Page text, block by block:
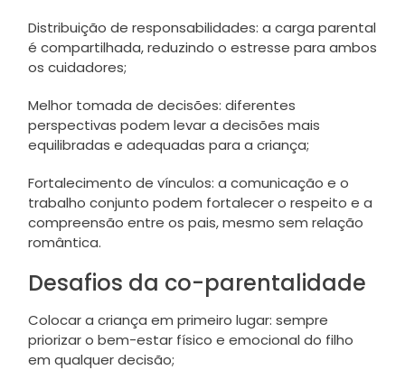
Distribuição de responsabilidades: a carga parental
é compartilhada, reduzindo o estresse para ambos
os cuidadores;
Melhor tomada de decisões: diferentes
perspectivas podem levar a decisões mais
equilibradas e adequadas para a criança;
Fortalecimento de vínculos: a comunicação e o
trabalho conjunto podem fortalecer o respeito e a
compreensão entre os pais, mesmo sem relação
romântica.
Desafios da co-parentalidade
Colocar a criança em primeiro lugar: sempre
priorizar o bem-estar físico e emocional do filho
em qualquer decisão;